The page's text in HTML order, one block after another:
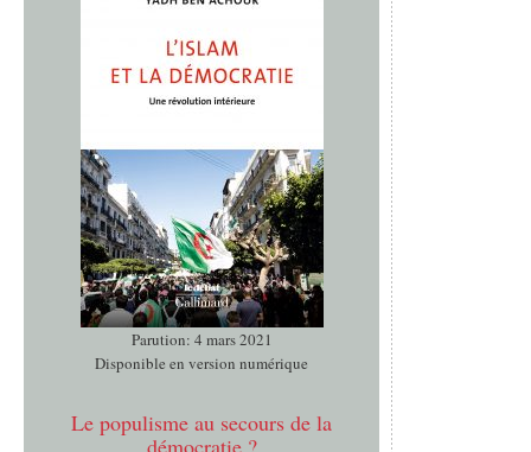
Parution: 4 mars 2021
Disponible en version numérique
Le populisme au secours de la